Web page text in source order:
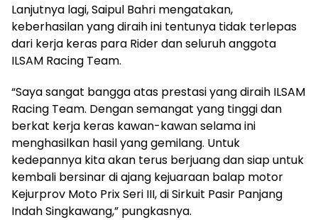
Lanjutnya lagi, Saipul Bahri mengatakan,
keberhasilan yang diraih ini tentunya tidak terlepas
dari kerja keras para Rider dan seluruh anggota
ILSAM Racing Team.
“Saya sangat bangga atas prestasi yang diraih ILSAM
Racing Team. Dengan semangat yang tinggi dan
berkat kerja keras kawan-kawan selama ini
menghasilkan hasil yang gemilang. Untuk
kedepannya kita akan terus berjuang dan siap untuk
kembali bersinar di ajang kejuaraan balap motor
Kejurprov Moto Prix Seri III, di Sirkuit Pasir Panjang
Indah Singkawang,” pungkasnya.